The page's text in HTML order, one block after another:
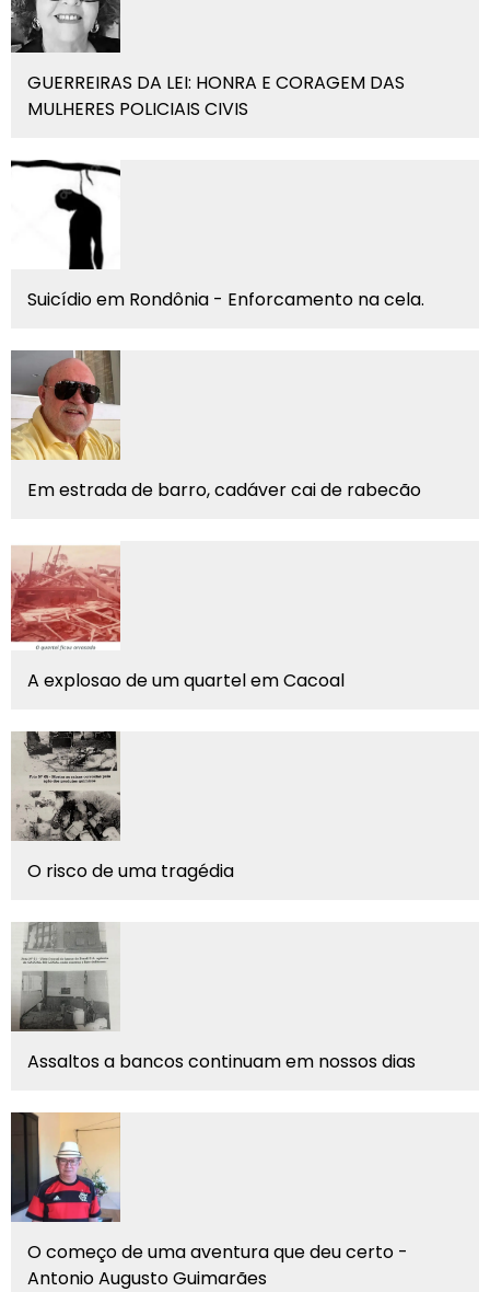
GUERREIRAS DA LEI: HONRA E CORAGEM DAS
MULHERES POLICIAIS CIVIS
Suicídio em Rondônia - Enforcamento na cela.
Em estrada de barro, cadáver cai de rabecão
A explosao de um quartel em Cacoal
O risco de uma tragédia
Assaltos a bancos continuam em nossos dias
O começo de uma aventura que deu certo -
Antonio Augusto Guimarães